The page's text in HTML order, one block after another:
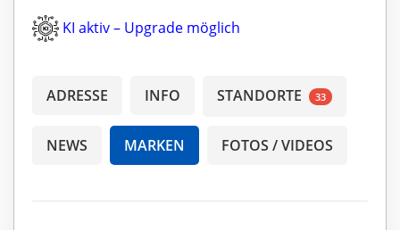
KI aktiv – Upgrade möglich
ADRESSE INFO STANDORTE 33
NEWS MARKEN FOTOS / VIDEOS